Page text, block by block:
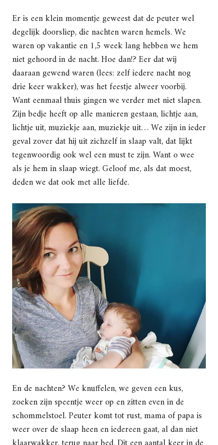
Er is een klein momentje geweest dat de peuter wel
degelijk doorsliep, die nachten waren hemels. We
waren op vakantie en 1,5 week lang hebben we hem
niet gehoord in de nacht. Hoe dan!? Eer dat wij
daaraan gewend waren (lees: zelf iedere nacht nog
drie keer wakker), was het feestje alweer voorbij.
Want eenmaal thuis gingen we verder met niet slapen.
Zijn bedje heeft op alle manieren gestaan, lichtje aan,
lichtje uit, muziekje aan, muziekje uit… We zijn in ieder
geval zover dat hij uit zichzelf in slaap valt, dat lijkt
tegenwoordig ook wel een must te zijn. Want o wee
als je hem in slaap wiegt. Geloof me, als dat moest,
deden we dat ook met alle liefde.
En de nachten? We knuffelen, we geven een kus,
zoeken zijn speentje weer op en zitten even in de
schommelstoel. Peuter komt tot rust, mama of papa is
weer over de slaap heen en iedereen gaat, al dan niet